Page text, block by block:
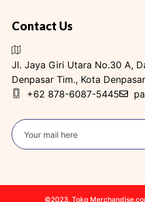
Contact Us
Jl. Jaya Giri Utara No.30 A,
Denpasar Tim., Kota
+62 878-6087-5445
©2023. Toko